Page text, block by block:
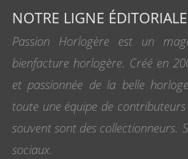
NOTRE LIGNE ÉDITORIALE
Passion Horlogère est un
bienfacture horlogère. Créé en
et passionnée de la belle
toute une équipe de
souvent sont des collectionneurs.
sociaux.